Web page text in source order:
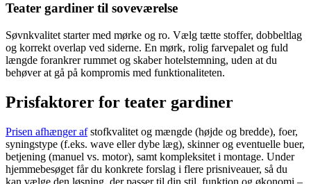
Teater gardiner til soveværelse
Søvnkvalitet starter med mørke og ro. Vælg tætte stoffer, dobbeltlag
og korrekt overlap ved siderne. En mørk, rolig farvepalet og fuld
længde forankrer rummet og skaber hotelstemning, uden at du
behøver at gå på kompromis med funktionaliteten.
Prisfaktorer for teater gardiner
Prisen afhænger afstofkvalitet og mængde (højde og bredde), foer,
syningstype (f.eks. wave eller dybe læg), skinner og eventuelle buer,
betjening (manuel vs. motor), samt kompleksitet i montage. Under
hjemmebesøget får du konkrete forslag i flere prisniveauer, så du
kan vælge den løsning, der passer til din stil, funktion og økonomi –